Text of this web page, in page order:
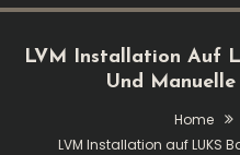
LVM Installation Auf
Und
Home
LVM Installation auf LUKS